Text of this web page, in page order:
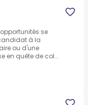
se
à la
ou d'une
en quête de col...